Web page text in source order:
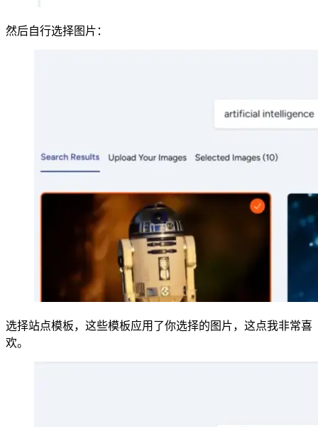
然后自行选择图片：
选择站点模板，这些模板应用了你选择的图片，这点我非常喜
欢。